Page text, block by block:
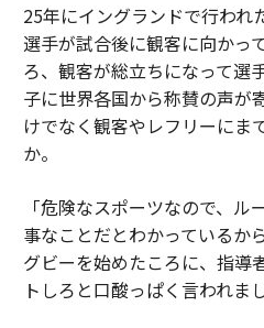
25年にイングランドで行われ
選手が試合後に観客に向かっ
ろ、観客が総立ちになって選
子に世界各国から称賛の声が
けでなく観客やレフリーにま
か。
「危険なスポーツなので、
事なことだとわかっているか
グビーを始めたころに、指導
トしろと口酸っぱく言われま